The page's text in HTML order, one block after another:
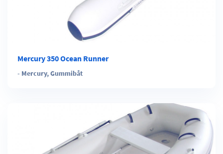
Mercury 350 Ocean Runner
- Mercury,Gummibåt